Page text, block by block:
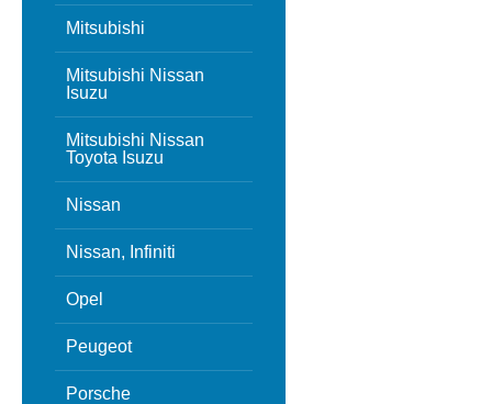
Mitsubishi
Mitsubishi Nissan
Isuzu
Mitsubishi Nissan
Toyota Isuzu
Nissan
Nissan, Infiniti
Opel
Peugeot
Porsche